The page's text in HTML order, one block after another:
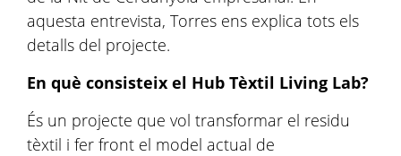
aquesta entrevista, Torres ens explica tots els
detalls del projecte.
En què consisteix el Hub Tèxtil Living Lab?
És un projecte que vol transformar el residu
tèxtil i fer front el model actual de